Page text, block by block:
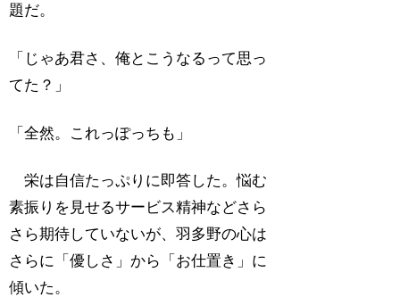
題だ。
「じゃあ君さ、俺とこうなるって思っ
てた？」
「全然。これっぽっちも」
栄は自信たっぷりに即答した。悩む
素振りを見せるサービス精神などさら
さら期待していないが、羽多野の心は
さらに「優しさ」から「お仕置き」に
傾いた。